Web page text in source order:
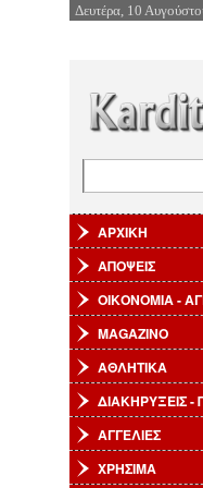
Δευτέρα, 10
ΑΡΧΙΚΗ
ΑΠΟΨΕΙΣ
ΟΙΚΟΝΟΜΙΑ -
MAGAZINO
ΑΘΛΗΤΙΚΑ
ΔΙΑΚΗΡΥΞΕΙΣ -
ΑΓΓΕΛΙΕΣ
ΧΡΗΣΙΜΑ